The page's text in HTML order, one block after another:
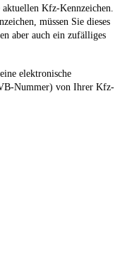
Kfz-Kennzeichen.
müssen Sie dieses
aber auch ein zufälliges
elektronische
Nummer) von Ihrer Kfz-